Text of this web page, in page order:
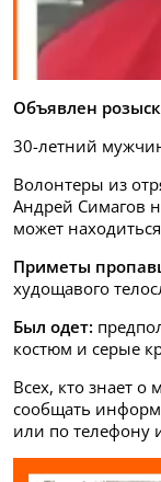
Объявлен
30-летний
Волонтеры из
Андрей Симагов
может
Приметы
худощавого
Был одет:
костюм и серые
Всех, кто знает о
сообщать
или по телефону